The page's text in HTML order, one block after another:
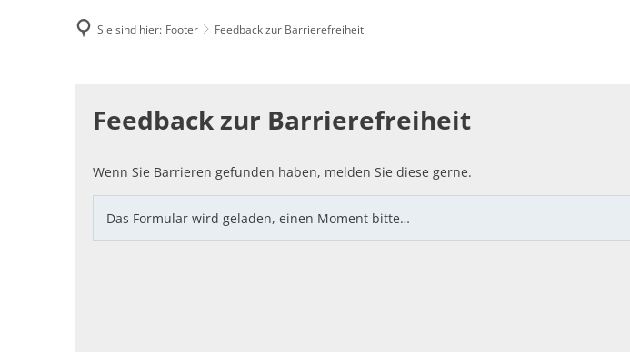
E-Rechnung
Sie sind hier: Footer Feedback zur Barrierefreiheit
Barrierefreiheit
Feedback zur Barrierefreiheit
Wenn Sie Barrieren gefunden haben, melden Sie diese gerne.
Das Formular wird geladen, einen Moment bitte…